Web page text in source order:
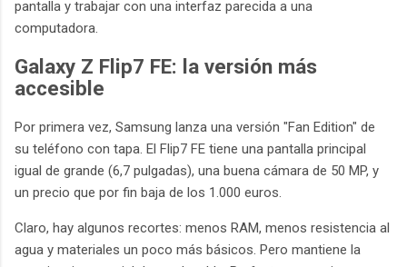
pantalla y trabajar con una interfaz parecida a una
computadora.
Galaxy Z Flip7 FE: la versión más
accesible
Por primera vez, Samsung lanza una versión "Fan Edition" de
su teléfono con tapa. El Flip7 FE tiene una pantalla principal
igual de grande (6,7 pulgadas), una buena cámara de 50 MP, y
un precio que por fin baja de los 1.000 euros.
Claro, hay algunos recortes: menos RAM, menos resistencia al
agua y materiales un poco más básicos. Pero mantiene la